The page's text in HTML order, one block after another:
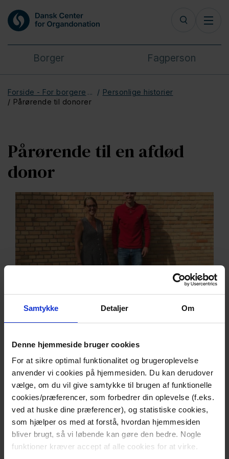
Samtykke Detaljer Om
Denne hjemmeside bruger cookies
For at sikre optimal funktionalitet og brugeroplevelse
anvender vi cookies på hjemmesiden. Du kan derudover
vælge, om du vil give samtykke til brugen af funktionelle
cookies/præferencer, som forbedrer din oplevelse (f.eks.
ved at huske dine præferencer), og statistiske cookies,
som hjælper os med at forstå, hvordan hjemmesiden
bliver brugt, så vi løbende kan gøre den bedre. Nogle
funktioner kræver accept af alle cookies for at virke.
Borger Fagperson
Forside - For borgere
Personlige historier
Pårørende til donorer
Pårørende til en afdød
donor
“Emil havde altid hjulpet andre. Så
selvfølgelig skulle han også hjælpe, hvis
han kunne.”
For Lene handler donationen ikke
om, at Emil lever videre i andre, men
om at han kunne give andre en
mulighed, han ikke selv fik.